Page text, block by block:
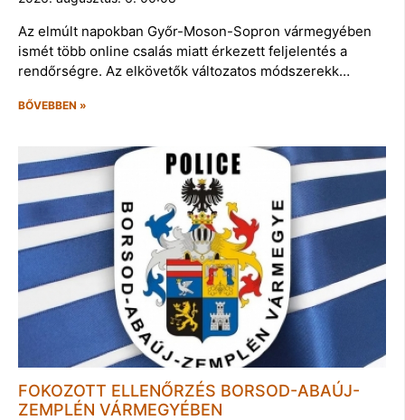
Az elmúlt napokban Győr-Moson-Sopron vármegyében
ismét több online csalás miatt érkezett feljelentés a
rendőrségre. Az elkövetők változatos módszerekk…
BŐVEBBEN »
FOKOZOTT ELLENŐRZÉS BORSOD-ABAÚJ-
ZEMPLÉN VÁRMEGYÉBEN